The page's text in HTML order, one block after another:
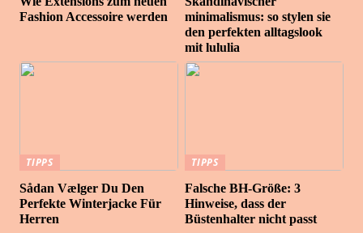
Fashion Accessoire werden
minimalismus: so stylen sie
den perfekten alltagslook
mit lululia
TIPPS
Sådan Vælger Du Den
Perfekte Winterjacke Für
Herren
TIPPS
Falsche BH-Größe: 3
Hinweise, dass der
Büstenhalter nicht passt